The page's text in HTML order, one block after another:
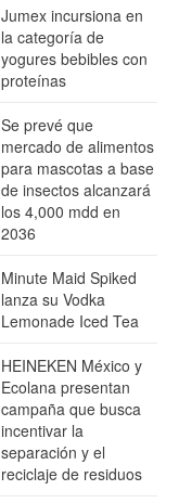
Jumex incursiona en
la categoría de
yogures bebibles con
proteínas
Se prevé que
mercado de alimentos
para mascotas a base
de insectos alcanzará
los 4,000 mdd en
2036
Minute Maid Spiked
lanza su Vodka
Lemonade Iced Tea
HEINEKEN México y
Ecolana presentan
campaña que busca
incentivar la
separación y el
reciclaje de residuos